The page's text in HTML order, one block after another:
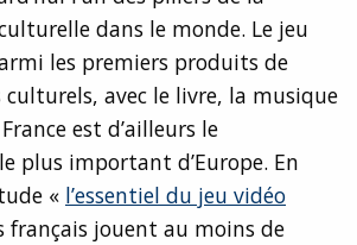
dans le monde. Le jeu
les premiers produits de
avec le livre, la musique
est d’ailleurs le
plus important d’Europe. En
« l’essentiel du jeu vidéo
français jouent au moins de